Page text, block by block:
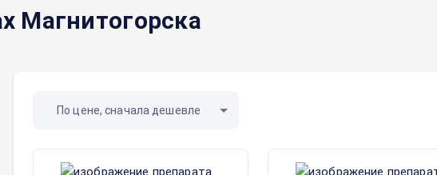
Магнитогорска
По цене, сначала дешевле